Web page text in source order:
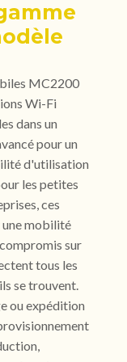
MC2200
Wi-Fi
dans un
pour un
d'utilisation
les petites
ces
mobilité
sur
tous les
se trouvent.
ou expédition